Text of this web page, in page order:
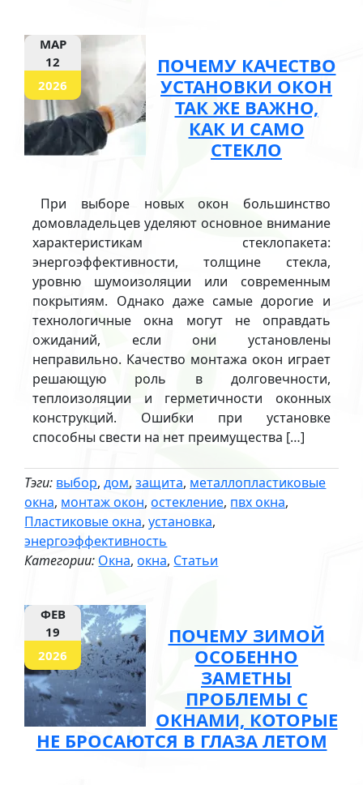
МАР
12
2026
ПОЧЕМУ КАЧЕСТВО
УСТАНОВКИ ОКОН
ТАК ЖЕ ВАЖНО,
КАК И САМО
СТЕКЛО
При выборе новых окон большинство
домовладельцев уделяют основное внимание
характеристикам стеклопакета:
энергоэффективности, толщине стекла,
уровню шумоизоляции или современным
покрытиям. Однако даже самые дорогие и
технологичные окна могут не оправдать
ожиданий, если они установлены
неправильно. Качество монтажа окон играет
решающую роль в долговечности,
теплоизоляции и герметичности оконных
конструкций. Ошибки при установке
способны свести на нет преимущества […]
Тэги: выбор,дом,защита, металлопластиковые
окна, монтаж окон,остекление, пвх окна,
Пластиковые окна,установка,
энергоэффективность
Категории: Окна,окна, Статьи
ФЕВ
19
2026
ПОЧЕМУ ЗИМОЙ
ОСОБЕННО
ЗАМЕТНЫ
ПРОБЛЕМЫ С
ОКНАМИ, КОТОРЫЕ
НЕ БРОСАЮТСЯ В ГЛАЗА ЛЕТОМ